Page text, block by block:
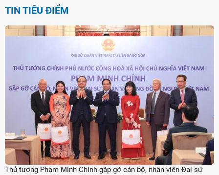
TIN TIÊU ĐIỂM
Thủ tướng Phạm Minh Chính gặp gỡ cán bộ, nhân viên Đại sứ